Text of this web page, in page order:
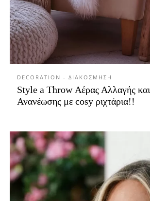
DECORATION - ΔΙΑΚΟΣΜΗΣΗ
Style a Throw Αέρας Αλλαγής και
Ανανέωσης με cosy ριχτάρια!!